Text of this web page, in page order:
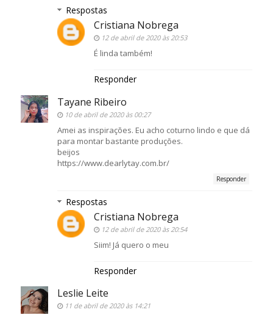
Respostas
Cristiana Nobrega
12 de abril de 2020 às 20:53
É linda também!
Responder
Tayane Ribeiro
10 de abril de 2020 às 00:27
Amei as inspirações. Eu acho coturno lindo e que dá
para montar bastante produções.
beijos
https://www.dearlytay.com.br/
Responder
Respostas
Cristiana Nobrega
12 de abril de 2020 às 20:54
Siim! Já quero o meu
Responder
Leslie Leite
11 de abril de 2020 às 14:21